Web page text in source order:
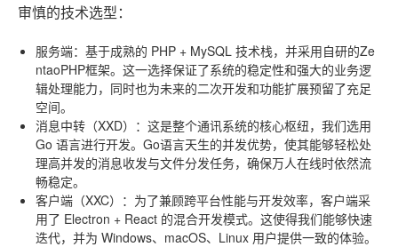
审慎的技术选型：
服务端：基于成熟的 PHP + MySQL 技术栈，并采用自研的Ze
ntaoPHP框架。这一选择保证了系统的稳定性和强大的业务逻
辑处理能力，同时也为未来的二次开发和功能扩展预留了充足
空间。
消息中转（XXD） ：这是整个通讯系统的核心枢纽，我们选用
Go 语言进行开发。Go语言天生的并发优势，使其能够轻松处
理高并发的消息收发与文件分发任务，确保万人在线时依然流
畅稳定。
客户端（XXC） ：为了兼顾跨平台性能与开发效率，客户端采
用了 Electron + React 的混合开发模式。这使得我们能够快速
迭代，并为 Windows、macOS、Linux 用户提供一致的体验。